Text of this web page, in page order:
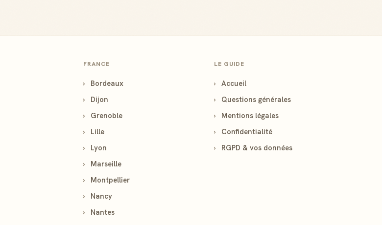
FRANCE
›
Bordeaux
›
Dijon
›
Grenoble
›
Lille
›
Lyon
›
Marseille
›
Montpellier
›
Nancy
›
Nantes
LE GUIDE
›
Accueil
›
Questions générales
›
Mentions légales
›
Confidentialité
›
RGPD & vos données